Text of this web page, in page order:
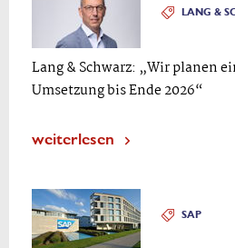
LANG &
Lang & Schwarz: „Wir planen
Umsetzung bis Ende 2026“
weiterlesen
SAP